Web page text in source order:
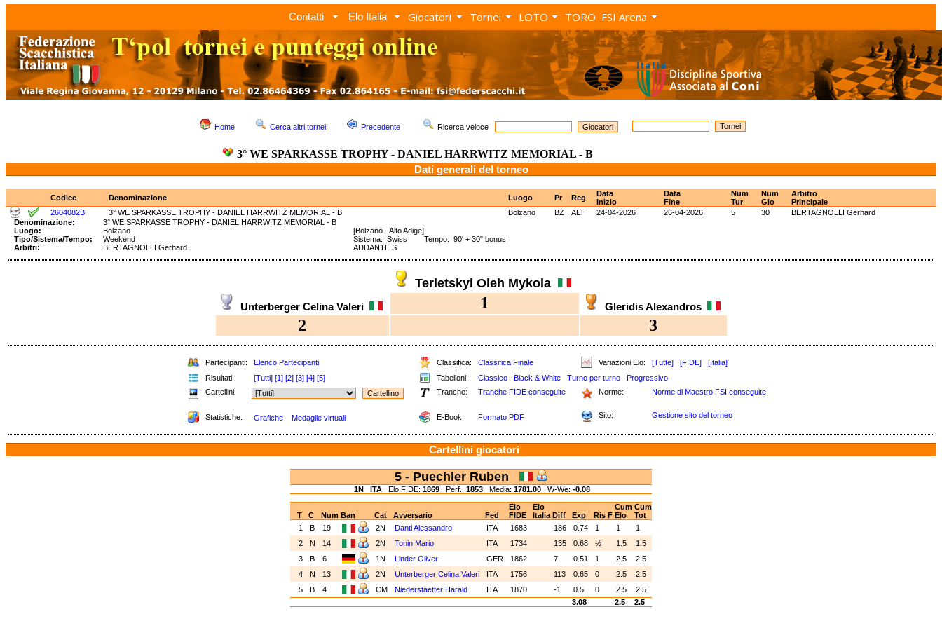
Contatti Elo Italia Giocatori Tornei LOTO TORO FSI Arena
Home Cerca altri tornei Precedente Ricerca veloce
3° WE SPARKASSE TROPHY - DANIEL HARRWITZ MEMORIAL - B
Dati generali del torneo
Codice Denominazione Luogo Pr Reg
Data
Inizio
Data
Fine
Num
Tur
Num
Gio
Arbitro
Principale
2604082B
3° WE SPARKASSE TROPHY - DANIEL HARRWITZ MEMORIAL - B Bolzano BZ ALT 24-04-2026 26-04-2026 5 30
BERTAGNOLLI Gerhard
Denominazione:
3° WE SPARKASSE TROPHY - DANIEL HARRWITZ MEMORIAL - B
Luogo:
Bolzano
[Bolzano - Alto Adige]
Tipo/Sistema/Tempo:
Weekend
Sistema: Swiss Tempo: 90' + 30" bonus
Arbitri:
BERTAGNOLLI Gerhard ADDANTE S.
Terletskyi Oleh Mykola
Unterberger Celina Valeri 1 Gleridis Alexandros
2 3
Partecipanti: Elenco Partecipanti Classifica: Classifica Finale Variazioni Elo: [Tutte] [FIDE]
[Italia]
Risultati:
[Tutti] [1] [2] [3] [4] [5] Tabelloni: Classico Black & White Turno per turno
Progressivo
Cartellini:
Tranche: Tranche FIDE conseguite Norme: Norme di Maestro FSI conseguite
Statistiche: Grafiche Medaglie virtuali E-Book: Formato PDF Sito: Gestione sito del torneo
Cartellini giocatori
5 - Puechler Ruben
1N ITA Elo FIDE: 1869 Perf.: 1853 Media: 1781.00 W-We: -0.08
Elo Elo Cum Cum
T
C Num Ban Cat Avversario Fed FIDE Italia Diff Exp Ris F Elo
Tot
1
B 19 2N Danti Alessandro ITA 1683 186 0.74 1 1
1
2
N 14 2N Tonin Mario ITA 1734 135 0.68 ½ 1.5
1.5
3
B 6 1N Linder Oliver GER 1862 7 0.51 1 2.5
2.5
4
N 13 2N Unterberger Celina Valeri ITA 1756 113 0.65 0 2.5
2.5
5
B 4 CM Niederstaetter Harald ITA 1870 -1 0.5 0 2.5
2.5
3.08
2.5 2.5